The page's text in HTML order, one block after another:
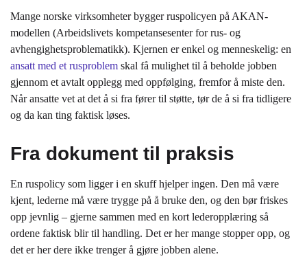
Mange norske virksomheter bygger ruspolicyen på AKAN-
modellen (Arbeidslivets kompetansesenter for rus- og
avhengighetsproblematikk). Kjernen er enkel og menneskelig: en
ansatt med et rusproblem skal få mulighet til å beholde jobben
gjennom et avtalt opplegg med oppfølging, fremfor å miste den.
Når ansatte vet at det å si fra fører til støtte, tør de å si fra tidligere
og da kan ting faktisk løses.
Fra dokument til praksis
En ruspolicy som ligger i en skuff hjelper ingen. Den må være
kjent, lederne må være trygge på å bruke den, og den bør friskes
opp jevnlig – gjerne sammen med en kort lederopplæring så
ordene faktisk blir til handling. Det er her mange stopper opp, og
det er her dere ikke trenger å gjøre jobben alene.